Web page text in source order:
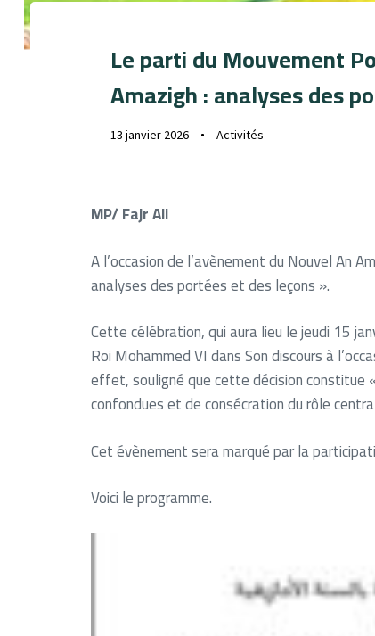
Le parti du Mouvement
Amazigh : analyses des
Published
on:
13 janvier 2026
Published
in:
Activités
MP/ Fajr Ali
A l’occasion de l’avènement du Nouvel An
analyses des portées et des leçons ».
Cette célébration, qui aura lieu le jeudi 15
Roi Mohammed VI dans Son discours à
effet, souligné que cette décision constitue
confondues et de consécration du rôle
Cet évènement sera marqué par la
Voici le programme.